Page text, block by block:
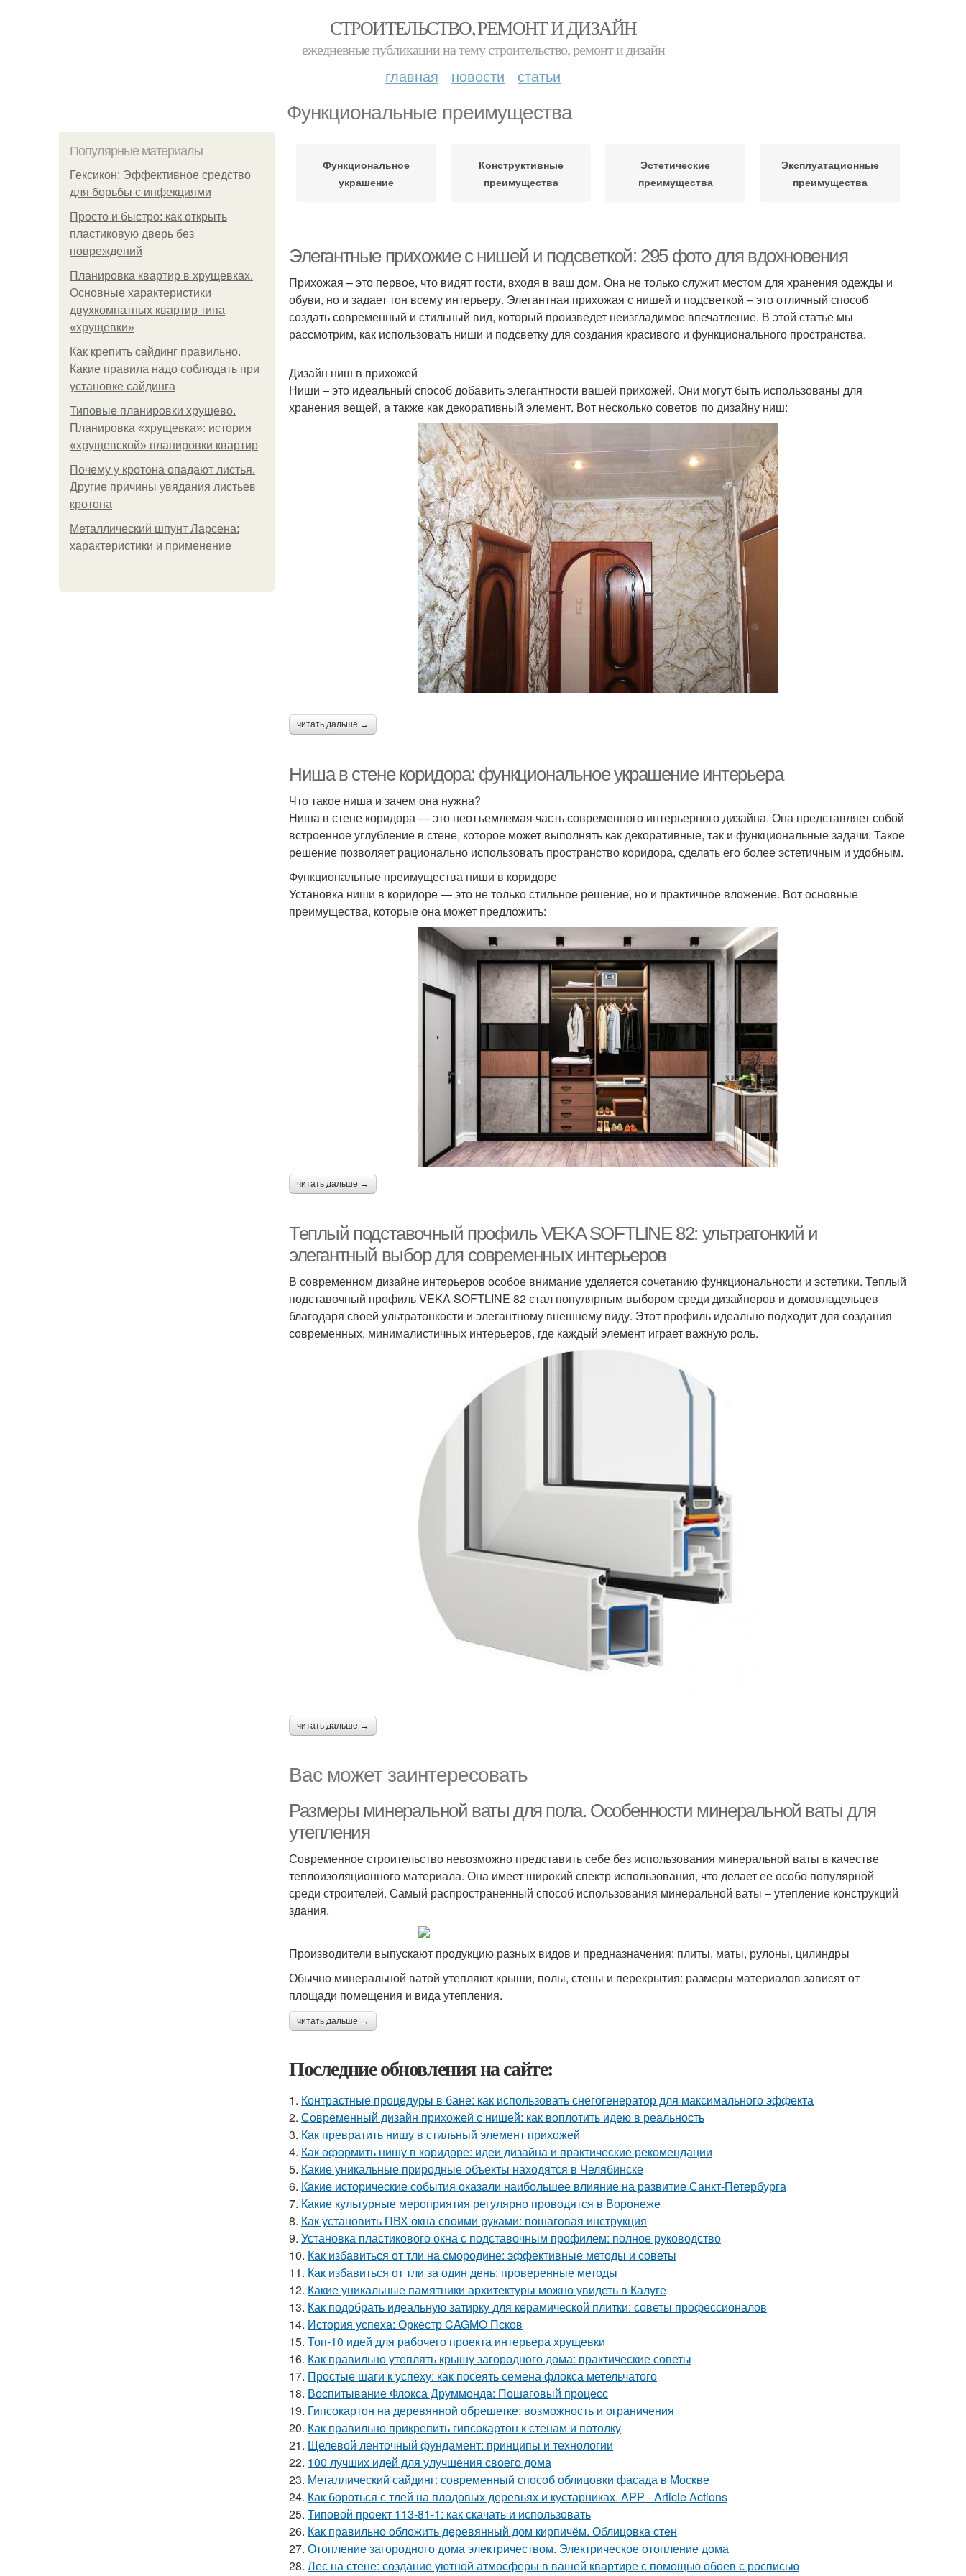
СТРОИТЕЛЬСТВО, РЕМОНТ И ДИЗАЙН
ежедневные публикации на тему строительство, ремонт и дизайн
главная новости статьи
Функциональные преимущества
Популярные материалы
Гексикон: Эффективное средство
для борьбы с инфекциями
Просто и быстро: как открыть
пластиковую дверь без
повреждений
Планировка квартир в хрущевках.
Основные характеристики
двухкомнатных квартир типа
«хрущевки»
Как крепить сайдинг правильно.
Какие правила надо соблюдать при
установке сайдинга
Типовые планировки хрущево.
Планировка «хрущевка»: история
«хрущевской» планировки квартир
Почему у кротона опадают листья.
Другие причины увядания листьев
кротона
Металлический шпунт Ларсена:
характеристики и применение
Функциональное
украшение
Конструктивные
преимущества
Эстетические
преимущества
Эксплуатационные
преимущества
Элегантные прихожие с нишей и подсветкой: 295 фото для вдохновения
Прихожая – это первое, что видят гости, входя в ваш дом. Она не только служит местом для хранения одежды и
обуви, но и задает тон всему интерьеру. Элегантная прихожая с нишей и подсветкой – это отличный способ
создать современный и стильный вид, который произведет неизгладимое впечатление. В этой статье мы
рассмотрим, как использовать ниши и подсветку для создания красивого и функционального пространства.
Дизайн ниш в прихожей
Ниши – это идеальный способ добавить элегантности вашей прихожей. Они могут быть использованы для
хранения вещей, а также как декоративный элемент. Вот несколько советов по дизайну ниш:
читать дальше →
Ниша в стене коридора: функциональное украшение интерьера
Что такое ниша и зачем она нужна?
Ниша в стене коридора — это неотъемлемая часть современного интерьерного дизайна. Она представляет собой
встроенное углубление в стене, которое может выполнять как декоративные, так и функциональные задачи. Такое
решение позволяет рационально использовать пространство коридора, сделать его более эстетичным и удобным.
Функциональные преимущества ниши в коридоре
Установка ниши в коридоре — это не только стильное решение, но и практичное вложение. Вот основные
преимущества, которые она может предложить:
читать дальше →
Теплый подставочный профиль VEKA SOFTLINE 82: ультратонкий и
элегантный выбор для современных интерьеров
В современном дизайне интерьеров особое внимание уделяется сочетанию функциональности и эстетики. Теплый
подставочный профиль VEKA SOFTLINE 82 стал популярным выбором среди дизайнеров и домовладельцев
благодаря своей ультратонкости и элегантному внешнему виду. Этот профиль идеально подходит для создания
современных, минималистичных интерьеров, где каждый элемент играет важную роль.
читать дальше →
Вас может заинтересовать
Размеры минеральной ваты для пола. Особенности минеральной ваты для
утепления
Современное строительство невозможно представить себе без использования минеральной ваты в качестве
теплоизоляционного материала. Она имеет широкий спектр использования, что делает ее особо популярной
среди строителей. Самый распространенный способ использования минеральной ваты – утепление конструкций
здания.
Производители выпускают продукцию разных видов и предназначения: плиты, маты, рулоны, цилиндры
Обычно минеральной ватой утепляют крыши, полы, стены и перекрытия: размеры материалов зависят от
площади помещения и вида утепления.
читать дальше →
Последние обновления на сайте:
1. Контрастные процедуры в бане: как использовать снегогенератор для максимального эффекта
2. Современный дизайн прихожей с нишей: как воплотить идею в реальность
3. Как превратить нишу в стильный элемент прихожей
4. Как оформить нишу в коридоре: идеи дизайна и практические рекомендации
5. Какие уникальные природные объекты находятся в Челябинске
6. Какие исторические события оказали наибольшее влияние на развитие Санкт-Петербурга
7. Какие культурные мероприятия регулярно проводятся в Воронеже
8. Как установить ПВХ окна своими руками: пошаговая инструкция
9. Установка пластикового окна с подставочным профилем: полное руководство
10. Как избавиться от тли на смородине: эффективные методы и советы
11. Как избавиться от тли за один день: проверенные методы
12. Какие уникальные памятники архитектуры можно увидеть в Калуге
13. Как подобрать идеальную затирку для керамической плитки: советы профессионалов
14. История успеха: Оркестр CAGMO Псков
15. Топ-10 идей для рабочего проекта интерьера хрущевки
16. Как правильно утеплять крышу загородного дома: практические советы
17. Простые шаги к успеху: как посеять семена флокса метельчатого
18. Воспитывание Флокса Друммонда: Пошаговый процесс
19. Гипсокартон на деревянной обрешетке: возможность и ограничения
20. Как правильно прикрепить гипсокартон к стенам и потолку
21. Щелевой ленточный фундамент: принципы и технологии
22. 100 лучших идей для улучшения своего дома
23. Металлический сайдинг: современный способ облицовки фасада в Москве
24. Как бороться с тлей на плодовых деревьях и кустарниках. APP - Article Actions
25. Типовой проект 113-81-1: как скачать и использовать
26. Как правильно обложить деревянный дом кирпичём. Облицовка стен
27. Отопление загородного дома электричеством. Электрическое отопление дома
28. Лес на стене: создание уютной атмосферы в вашей квартире с помощью обоев с росписью